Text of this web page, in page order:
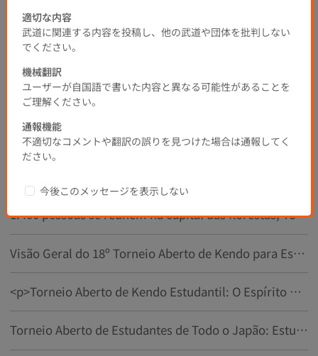
Tópicos recomendados
1.400 pessoas se reúnem na capital das florestas, Torneio Aberto de Kendo para Estudantes de Todo Japão começa no dia 14
Visão Geral do 18º Torneio Aberto de Kendo para Estudantes de Todo o Japão
<p>Torneio Aberto de Kendo Estudantil: O Espírito de 'Cruzando Espadas, Conhecendo o Amor' em um Quarto de Século de História</p>
Torneio Aberto de Estudantes de Todo o Japão: Estudantes internacionais falam sobre 'O Caminho da Espada' e seu encanto
適切な内容
武道に関連する内容を投稿し、他の武道や団体を批判しない
でください。
機械翻訳
ユーザーが自国語で書いた内容と異なる可能性があることを
ご理解ください。
通報機能
不適切なコメントや翻訳の誤りを見つけた場合は通報してく
ださい。
今後このメッセージを表示しない